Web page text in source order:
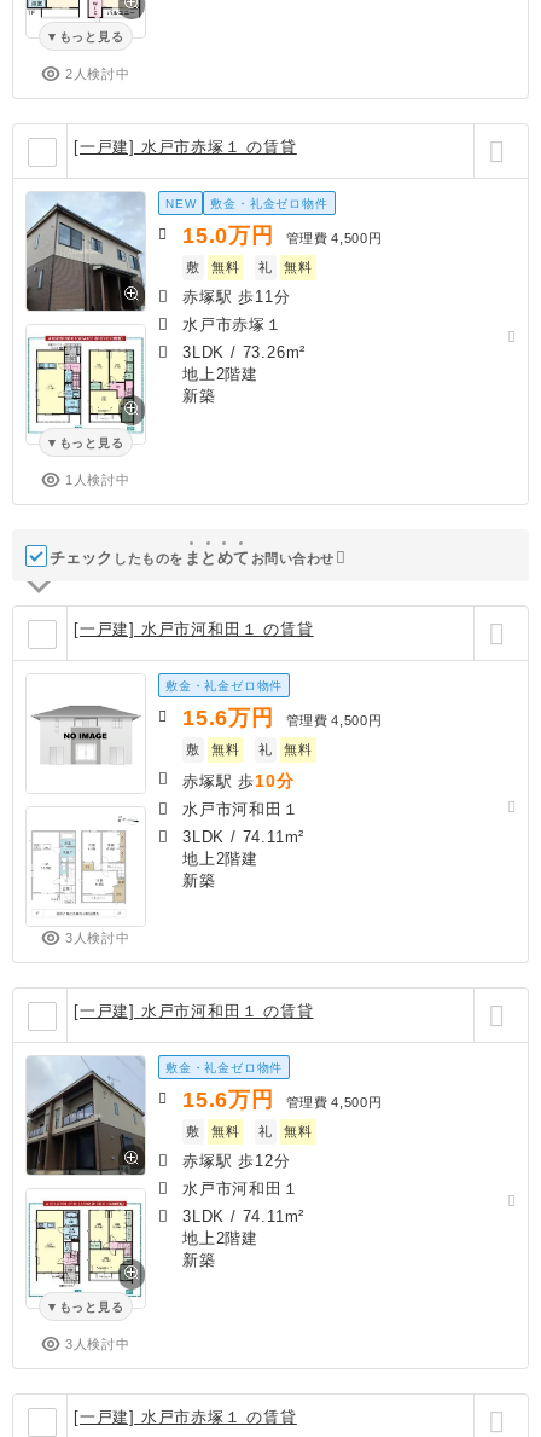
もっと見る
2人検討中
[一戸建] 水戸市赤塚１ の賃貸
もっと見る
1人検討中
NEW 敷金・礼金ゼロ物件
15.0万円 管理費 4,500円
敷
無料 礼 無料
赤塚駅 歩11分
水戸市赤塚１
3LDK / 73.26m²
地上2階建
新築
チェック したものを ま と めて お問い合わせ
[一戸建] 水戸市河和田１ の賃貸
3人検討中
敷金・礼金ゼロ物件
15.6万円 管理費 4,500円
敷
無料 礼 無料
赤塚駅 歩10分
水戸市河和田１
3LDK / 74.11m²
地上2階建
新築
[一戸建] 水戸市河和田１ の賃貸
もっと見る
3人検討中
敷金・礼金ゼロ物件
15.6万円 管理費 4,500円
敷
無料 礼 無料
赤塚駅 歩12分
水戸市河和田１
3LDK / 74.11m²
地上2階建
新築
[一戸建] 水戸市赤塚１ の賃貸